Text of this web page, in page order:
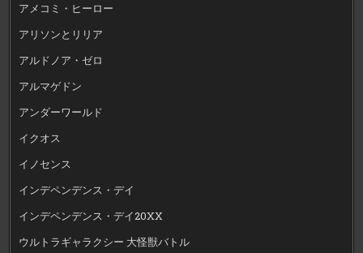
アメコミ・ヒーロー
アリソンとリリア
アルドノア・ゼロ
アルマゲドン
アンダーワールド
イクオス
イノセンス
インデペンデンス・デイ
インデペンデンス・デイ20XX
ウルトラギャラクシー 大怪獣バトル